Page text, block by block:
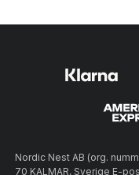
Nordic Nest AB (org.
70 KALMAR, Sverige E-